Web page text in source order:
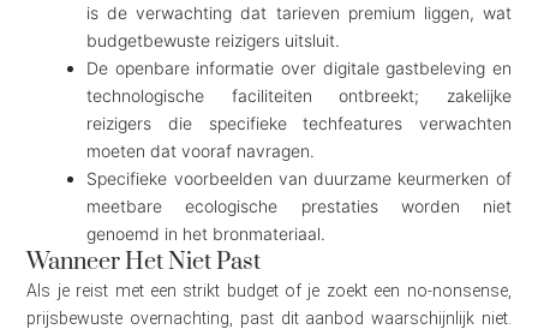
is de verwachting dat tarieven premium liggen, wat
budgetbewuste reizigers uitsluit.
De openbare informatie over digitale gastbeleving en
technologische faciliteiten ontbreekt; zakelijke
reizigers die specifieke techfeatures verwachten
moeten dat vooraf navragen.
Specifieke voorbeelden van duurzame keurmerken of
meetbare ecologische prestaties worden niet
genoemd in het bronmateriaal.
Wanneer Het Niet Past
Als je reist met een strikt budget of je zoekt een no-nonsense,
prijsbewuste overnachting, past dit aanbod waarschijnlijk niet.